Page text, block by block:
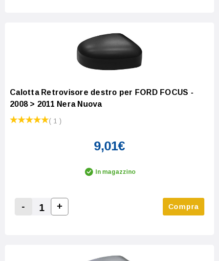
Calotta Retrovisore destro per FORD FOCUS -
2008 > 2011 Nera Nuova
( 1 )
9,01€
In magazzino
Decrease Quantity:
-
Increase Quantity:
+ Compra